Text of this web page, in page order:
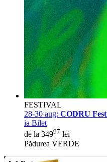
FESTIVAL
28-30 aug: CODRU
ia Bilet
de la 34997 lei
Pădurea VERDE